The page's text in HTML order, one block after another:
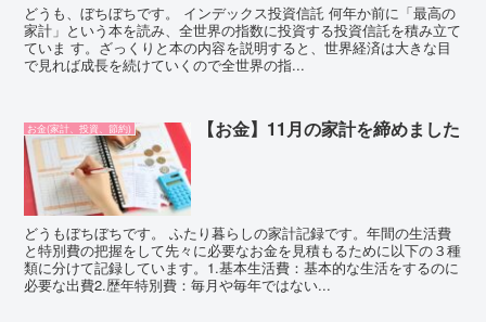
どうも、ぼちぼちです。 インデックス投資信託 何年か前に「最高の
家計」という本を読み、全世界の指数に投資する投資信託を積み立て
ていま す。ざっくりと本の内容を説明すると、世界経済は大きな目
で見れば成長を続けていくので全世界の指...
お金(家計、投資、節約) 【お金】11月の家計を締めました
どうもぼちぼちです。 ふたり暮らしの家計記録です。年間の生活費
と特別費の把握をして先々に必要なお金を見積もるために以下の３種
類に分けて記録しています。1.基本生活費：基本的な生活をするのに
必要な出費2.歴年特別費：毎月や毎年ではない...